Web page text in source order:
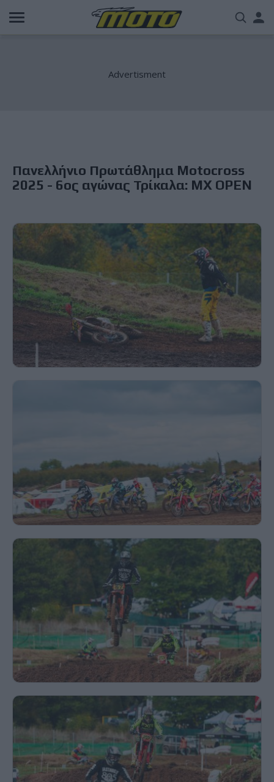
Παράκαμψη
προς
Πανελλήνιο Πρωτάθλημα Motocross
2025 - 6ος αγώνας Τρίκαλα: MX OPEN